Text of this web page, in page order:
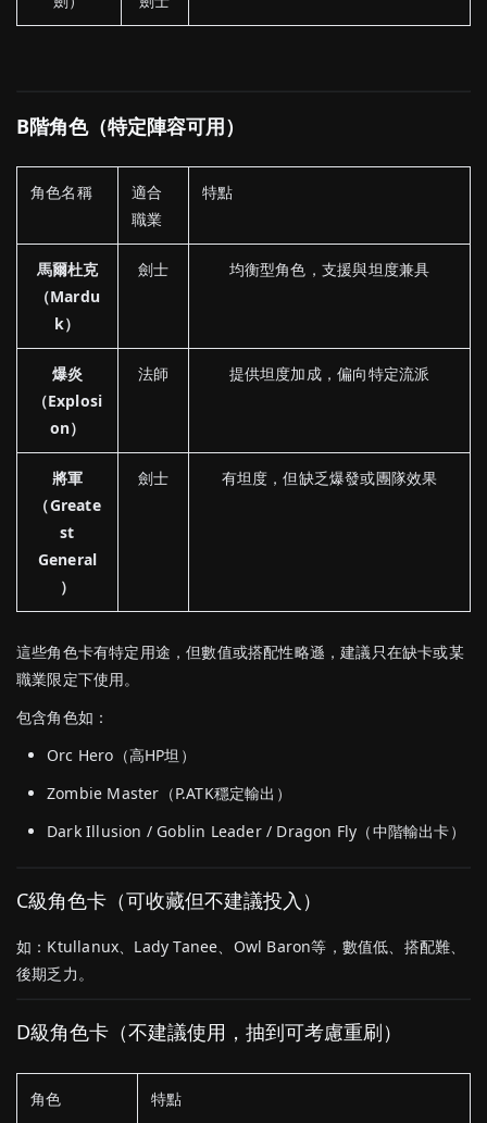
B階角色（特定陣容可用）
角色名稱
適合
職業
特點
馬爾杜克
（Mardu
k）
劍士 均衡型角色， 支援與坦度兼具
爆炎
（Explosi
on）
法師 提供坦度加成，偏向特定流派
將軍
（Greate
st
General
）
劍士 有坦度，但缺乏爆發或團隊效果
這些角色卡有特定用途，但數值或搭配性略遜，建議只在缺卡或某
職業限定下使用。
包含角色如：
Orc Hero（高HP坦）
Zombie Master（P.ATK穩定輸出）
Dark Illusion / Goblin Leader / Dragon Fly（中階輸出卡）
C級角色卡（可收藏但不建議投入）
如： Ktullanux、 LadyTanee、 Owl Baron等， 數值低、 搭配難、
後期乏力。
D級角色卡（不建議使用， 抽到可考慮重刷）
角色 特點